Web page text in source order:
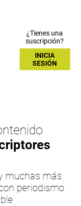
¿Tienes una
suscripción?
INICIA
SESIÓN
muchas más
periodismo